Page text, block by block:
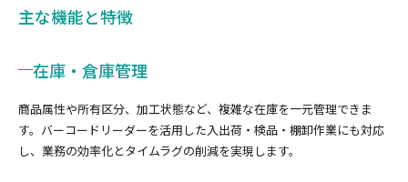
主な機能と特徴
在庫・倉庫管理
商品属性や所有区分、加工状態など、複雑な在庫を一元管理できま
す。バーコードリーダーを活用した入出荷・検品・棚卸作業にも対応
し、業務の効率化とタイムラグの削減を実現します。